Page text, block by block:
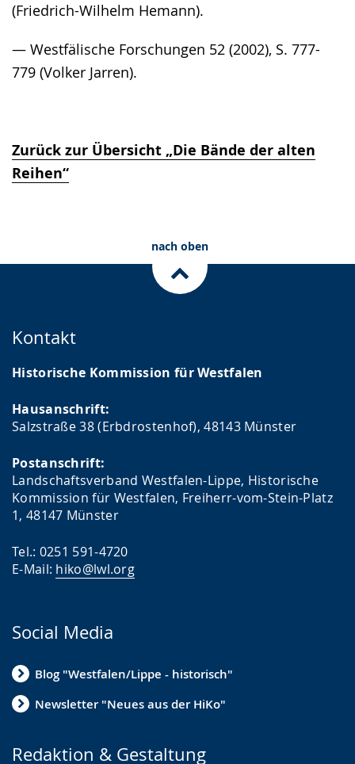
(Friedrich-Wilhelm Hemann).
— Westfälische Forschungen 52 (2002), S. 777-
779 (Volker Jarren).
Zurück zur Übersicht „Die Bände der alten
Reihen“
nach oben
Kontakt
Historische Kommission für Westfalen
Hausanschrift:
Salzstraße 38 (Erbdrostenhof), 48143 Münster
Postanschrift:
Landschaftsverband Westfalen-Lippe, Historische
Kommission für Westfalen, Freiherr-vom-Stein-Platz
1, 48147 Münster
Tel.: 0251 591-4720
E-Mail: hiko@lwl.org
Social Media
Blog "Westfalen/Lippe - historisch"
Newsletter "Neues aus der HiKo"
Redaktion & Gestaltung